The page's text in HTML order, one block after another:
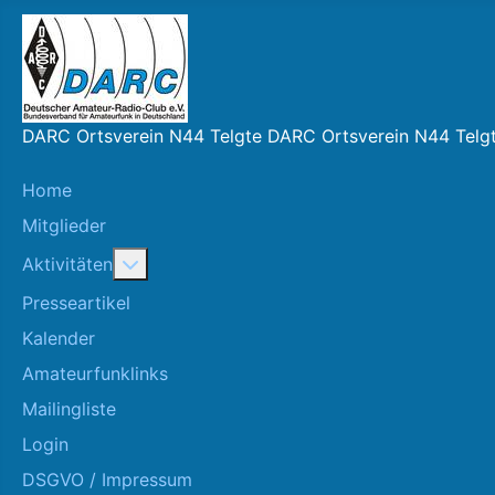
DARC Ortsverein N44 Telgte DARC Ortsverein N44
Home
Mitglieder
Aktivitäten
Presseartikel
Kalender
Amateurfunklinks
Mailingliste
Login
DSGVO / Impressum